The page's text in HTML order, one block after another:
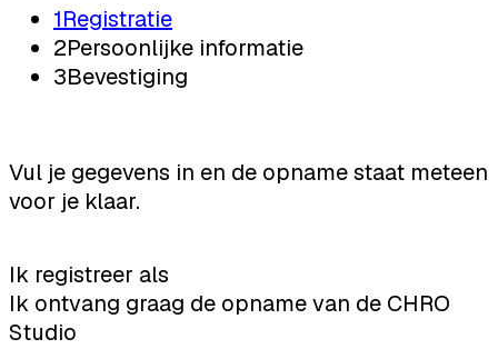
1Registratie
2Persoonlijke informatie
3Bevestiging
Vul je gegevens in en de opname staat meteen
voor je klaar.
Ik registreer als
Ik ontvang graag de opname van de CHRO
Studio